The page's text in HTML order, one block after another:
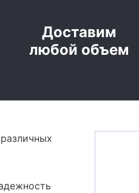
Доставим
любой объем